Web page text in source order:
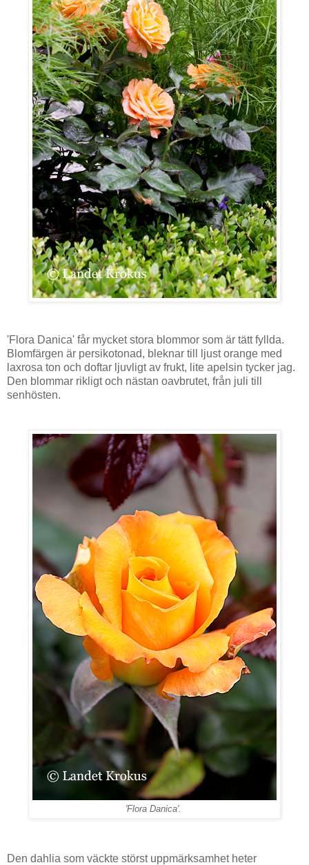
'Flora Danica' får mycket stora blommor som är tätt fyllda.
Blomfärgen är persikotonad, bleknar till ljust orange med
laxrosa ton och doftar ljuvligt av frukt, lite apelsin tycker jag.
Den blommar rikligt och nästan oavbrutet, från juli till
senhösten.
'Flora Danica'.
Den dahlia som väckte störst uppmärksamhet heter